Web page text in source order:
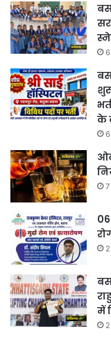
के
में